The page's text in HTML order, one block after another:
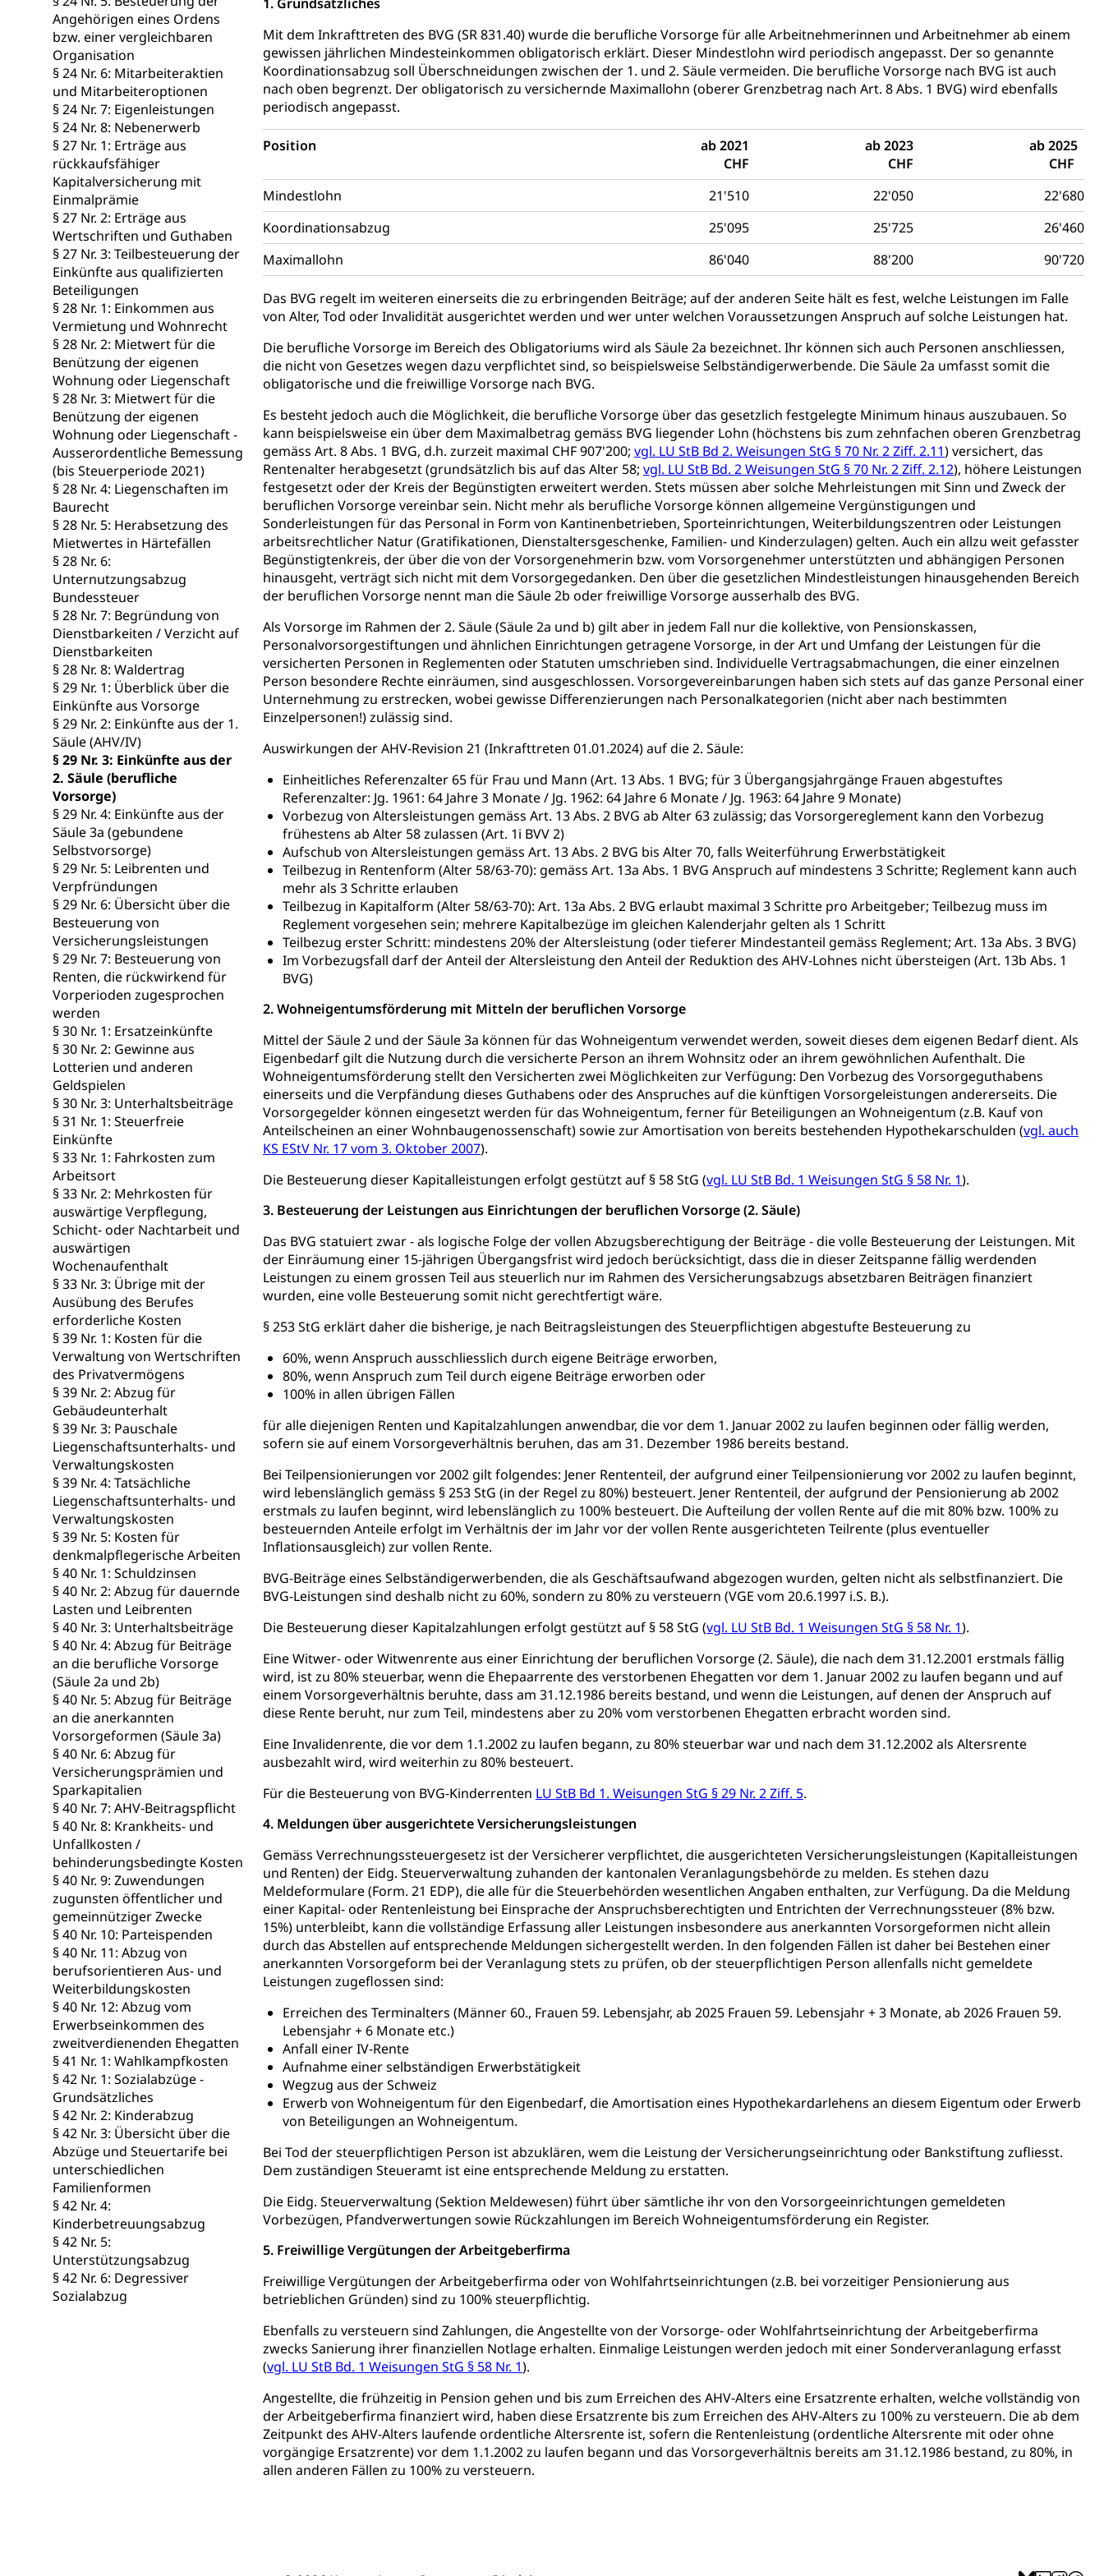
Angehörigen eines Ordens
bzw. einer vergleichbaren
Organisation
§ 24 Nr. 6: Mitarbeiteraktien
und Mitarbeiteroptionen
§ 24 Nr. 7: Eigenleistungen
§ 24 Nr. 8: Nebenerwerb
§ 27 Nr. 1: Erträge aus
rückkaufsfähiger
Kapitalversicherung mit
Einmalprämie
§ 27 Nr. 2: Erträge aus
Wertschriften und Guthaben
§ 27 Nr. 3: Teilbesteuerung der
Einkünfte aus qualifizierten
Beteiligungen
§ 28 Nr. 1: Einkommen aus
Vermietung und Wohnrecht
§ 28 Nr. 2: Mietwert für die
Benützung der eigenen
Wohnung oder Liegenschaft
§ 28 Nr. 3: Mietwert für die
Benützung der eigenen
Wohnung oder Liegenschaft -
Ausserordentliche Bemessung
(bis Steuerperiode 2021)
§ 28 Nr. 4: Liegenschaften im
Baurecht
§ 28 Nr. 5: Herabsetzung des
Mietwertes in Härtefällen
§ 28 Nr. 6:
Unternutzungsabzug
Bundessteuer
§ 28 Nr. 7: Begründung von
Dienstbarkeiten / Verzicht auf
Dienstbarkeiten
§ 28 Nr. 8: Waldertrag
§ 29 Nr. 1: Überblick über die
Einkünfte aus Vorsorge
§ 29 Nr. 2: Einkünfte aus der 1.
Säule (AHV/IV)
§ 29 Nr. 3: Einkünfte aus der
2. Säule (berufliche
Vorsorge)
§ 29 Nr. 4: Einkünfte aus der
Säule 3a (gebundene
Selbstvorsorge)
§ 29 Nr. 5: Leibrenten und
Verpfründungen
§ 29 Nr. 6: Übersicht über die
Besteuerung von
Versicherungsleistungen
§ 29 Nr. 7: Besteuerung von
Renten, die rückwirkend für
Vorperioden zugesprochen
werden
§ 30 Nr. 1: Ersatzeinkünfte
§ 30 Nr. 2: Gewinne aus
Lotterien und anderen
Geldspielen
§ 30 Nr. 3: Unterhaltsbeiträge
§ 31 Nr. 1: Steuerfreie
Einkünfte
§ 33 Nr. 1: Fahrkosten zum
Arbeitsort
§ 33 Nr. 2: Mehrkosten für
auswärtige Verpflegung,
Schicht- oder Nachtarbeit und
auswärtigen
Wochenaufenthalt
§ 33 Nr. 3: Übrige mit der
Ausübung des Berufes
erforderliche Kosten
§ 39 Nr. 1: Kosten für die
Verwaltung von Wertschriften
des Privatvermögens
§ 39 Nr. 2: Abzug für
Gebäudeunterhalt
§ 39 Nr. 3: Pauschale
Liegenschaftsunterhalts- und
Verwaltungskosten
§ 39 Nr. 4: Tatsächliche
Liegenschaftsunterhalts- und
Verwaltungskosten
§ 39 Nr. 5: Kosten für
denkmalpflegerische Arbeiten
§ 40 Nr. 1: Schuldzinsen
§ 40 Nr. 2: Abzug für dauernde
Lasten und Leibrenten
§ 40 Nr. 3: Unterhaltsbeiträge
§ 40 Nr. 4: Abzug für Beiträge
an die berufliche Vorsorge
(Säule 2a und 2b)
§ 40 Nr. 5: Abzug für Beiträge
an die anerkannten
Vorsorgeformen (Säule 3a)
§ 40 Nr. 6: Abzug für
Versicherungsprämien und
Sparkapitalien
§ 40 Nr. 7: AHV-Beitragspflicht
§ 40 Nr. 8: Krankheits- und
Unfallkosten /
behinderungsbedingte Kosten
§ 40 Nr. 9: Zuwendungen
zugunsten öffentlicher und
gemeinnütziger Zwecke
§ 40 Nr. 10: Parteispenden
§ 40 Nr. 11: Abzug von
berufsorientieren Aus- und
Weiterbildungskosten
§ 40 Nr. 12: Abzug vom
Erwerbseinkommen des
zweitverdienenden Ehegatten
§ 41 Nr. 1: Wahlkampfkosten
§ 42 Nr. 1: Sozialabzüge -
Grundsätzliches
§ 42 Nr. 2: Kinderabzug
§ 42 Nr. 3: Übersicht über die
Abzüge und Steuertarife bei
unterschiedlichen
Familienformen
§ 42 Nr. 4:
Kinderbetreuungsabzug
§ 42 Nr. 5:
Unterstützungsabzug
§ 42 Nr. 6: Degressiver
Sozialabzug
Mit dem Inkrafttreten des BVG (SR 831.40) wurde die berufliche Vorsorge für alle Arbeitnehmerinnen und Arbeitnehmer ab einem
gewissen jährlichen Mindesteinkommen obligatorisch erklärt. Dieser Mindestlohn wird periodisch angepasst. Der so genannte
Koordinationsabzug soll Überschneidungen zwischen der 1. und 2. Säule vermeiden. Die berufliche Vorsorge nach BVG ist auch
nach oben begrenzt. Der obligatorisch zu versichernde Maximallohn (oberer Grenzbetrag nach Art. 8 Abs. 1 BVG) wird ebenfalls
periodisch angepasst.
Position
ab 2021
CHF
ab 2023
CHF
ab 2025
CHF
Mindestlohn
21'510 22'050
22'680
Koordinationsabzug
25'095 25'725
26'460
Maximallohn
86'040 88'200 90'720
Das BVG regelt im weiteren einerseits die zu erbringenden Beiträge; auf der anderen Seite hält es fest, welche Leistungen im Falle
von Alter, Tod oder Invalidität ausgerichtet werden und wer unter welchen Voraussetzungen Anspruch auf solche Leistungen hat.
Die berufliche Vorsorge im Bereich des Obligatoriums wird als Säule 2a bezeichnet. Ihr können sich auch Personen anschliessen,
die nicht von Gesetzes wegen dazu verpflichtet sind, so beispielsweise Selbständigerwerbende. Die Säule 2a umfasst somit die
obligatorische und die freiwillige Vorsorge nach BVG.
Es besteht jedoch auch die Möglichkeit, die berufliche Vorsorge über das gesetzlich festgelegte Minimum hinaus auszubauen. So
kann beispielsweise ein über dem Maximalbetrag gemäss BVG liegender Lohn (höchstens bis zum zehnfachen oberen Grenzbetrag
gemäss Art. 8 Abs. 1 BVG, d.h. zurzeit maximal CHF 907'200; vgl. LU StB Bd 2. Weisungen StG § 70 Nr. 2 Ziff. 2.11) versichert, das
Rentenalter herabgesetzt (grundsätzlich bis auf das Alter 58; vgl. LU StB Bd. 2 Weisungen StG § 70 Nr. 2 Ziff. 2.12), höhere Leistungen
festgesetzt oder der Kreis der Begünstigten erweitert werden. Stets müssen aber solche Mehrleistungen mit Sinn und Zweck der
beruflichen Vorsorge vereinbar sein. Nicht mehr als berufliche Vorsorge können allgemeine Vergünstigungen und
Sonderleistungen für das Personal in Form von Kantinenbetrieben, Sporteinrichtungen, Weiterbildungszentren oder Leistungen
arbeitsrechtlicher Natur (Gratifikationen, Dienstaltersgeschenke, Familien- und Kinderzulagen) gelten. Auch ein allzu weit gefasster
Begünstigtenkreis, der über die von der Vorsorgenehmerin bzw. vom Vorsorgenehmer unterstützten und abhängigen Personen
hinausgeht, verträgt sich nicht mit dem Vorsorgegedanken. Den über die gesetzlichen Mindestleistungen hinausgehenden Bereich
der beruflichen Vorsorge nennt man die Säule 2b oder freiwillige Vorsorge ausserhalb des BVG.
Als Vorsorge im Rahmen der 2. Säule (Säule 2a und b) gilt aber in jedem Fall nur die kollektive, von Pensionskassen,
Personalvorsorgestiftungen und ähnlichen Einrichtungen getragene Vorsorge, in der Art und Umfang der Leistungen für die
versicherten Personen in Reglementen oder Statuten umschrieben sind. Individuelle Vertragsabmachungen, die einer einzelnen
Person besondere Rechte einräumen, sind ausgeschlossen. Vorsorgevereinbarungen haben sich stets auf das ganze Personal einer
Unternehmung zu erstrecken, wobei gewisse Differenzierungen nach Personalkategorien (nicht aber nach bestimmten
Einzelpersonen!) zulässig sind.
Auswirkungen der AHV-Revision 21 (Inkrafttreten 01.01.2024) auf die 2. Säule:
Einheitliches Referenzalter 65 für Frau und Mann (Art. 13 Abs. 1 BVG; für 3 Übergangsjahrgänge Frauen abgestuftes
Referenzalter: Jg. 1961: 64 Jahre 3 Monate / Jg. 1962: 64 Jahre 6 Monate / Jg. 1963: 64 Jahre 9 Monate)
Vorbezug von Altersleistungen gemäss Art. 13 Abs. 2 BVG ab Alter 63 zulässig; das Vorsorgereglement kann den Vorbezug
frühestens ab Alter 58 zulassen (Art. 1i BVV 2)
Aufschub von Altersleistungen gemäss Art. 13 Abs. 2 BVG bis Alter 70, falls Weiterführung Erwerbstätigkeit
Teilbezug in Rentenform (Alter 58/63-70): gemäss Art. 13a Abs. 1 BVG Anspruch auf mindestens 3 Schritte; Reglement kann auch
mehr als 3 Schritte erlauben
Teilbezug in Kapitalform (Alter 58/63-70): Art. 13a Abs. 2 BVG erlaubt maximal 3 Schritte pro Arbeitgeber; Teilbezug muss im
Reglement vorgesehen sein; mehrere Kapitalbezüge im gleichen Kalenderjahr gelten als 1 Schritt
Teilbezug erster Schritt: mindestens 20% der Altersleistung (oder tieferer Mindestanteil gemäss Reglement; Art. 13a Abs. 3 BVG)
Im Vorbezugsfall darf der Anteil der Altersleistung den Anteil der Reduktion des AHV-Lohnes nicht übersteigen (Art. 13b Abs. 1
BVG)
2. Wohneigentumsförderung mit Mitteln der beruflichen Vorsorge
Mittel der Säule 2 und der Säule 3a können für das Wohneigentum verwendet werden, soweit dieses dem eigenen Bedarf dient. Als
Eigenbedarf gilt die Nutzung durch die versicherte Person an ihrem Wohnsitz oder an ihrem gewöhnlichen Aufenthalt. Die
Wohneigentumsförderung stellt den Versicherten zwei Möglichkeiten zur Verfügung: Den Vorbezug des Vorsorgeguthabens
einerseits und die Verpfändung dieses Guthabens oder des Anspruches auf die künftigen Vorsorgeleistungen andererseits. Die
Vorsorgegelder können eingesetzt werden für das Wohneigentum, ferner für Beteiligungen an Wohneigentum (z.B. Kauf von
Anteilscheinen an einer Wohnbaugenossenschaft) sowie zur Amortisation von bereits bestehenden Hypothekarschulden (vgl. auch
KS EStV Nr. 17 vom 3. Oktober 2007).
Die Besteuerung dieser Kapitalleistungen erfolgt gestützt auf § 58 StG (vgl. LU StB Bd. 1 Weisungen StG § 58 Nr. 1).
3. Besteuerung der Leistungen aus Einrichtungen der beruflichen Vorsorge (2. Säule)
Das BVG statuiert zwar - als logische Folge der vollen Abzugsberechtigung der Beiträge - die volle Besteuerung der Leistungen. Mit
der Einräumung einer 15-jährigen Übergangsfrist wird jedoch berücksichtigt, dass die in dieser Zeitspanne fällig werdenden
Leistungen zu einem grossen Teil aus steuerlich nur im Rahmen des Versicherungsabzugs absetzbaren Beiträgen finanziert
wurden, eine volle Besteuerung somit nicht gerechtfertigt wäre.
§ 253 StG erklärt daher die bisherige, je nach Beitragsleistungen des Steuerpflichtigen abgestufte Besteuerung zu
60%, wenn Anspruch ausschliesslich durch eigene Beiträge erworben,
80%, wenn Anspruch zum Teil durch eigene Beiträge erworben oder
100% in allen übrigen Fällen
für alle diejenigen Renten und Kapitalzahlungen anwendbar, die vor dem 1. Januar 2002 zu laufen beginnen oder fällig werden,
sofern sie auf einem Vorsorgeverhältnis beruhen, das am 31. Dezember 1986 bereits bestand.
Bei Teilpensionierungen vor 2002 gilt folgendes: Jener Rententeil, der aufgrund einer Teilpensionierung vor 2002 zu laufen beginnt,
wird lebenslänglich gemäss § 253 StG (in der Regel zu 80%) besteuert. Jener Rententeil, der aufgrund der Pensionierung ab 2002
erstmals zu laufen beginnt, wird lebenslänglich zu 100% besteuert. Die Aufteilung der vollen Rente auf die mit 80% bzw. 100% zu
besteuernden Anteile erfolgt im Verhältnis der im Jahr vor der vollen Rente ausgerichteten Teilrente (plus eventueller
Inflationsausgleich) zur vollen Rente.
BVG-Beiträge eines Selbständigerwerbenden, die als Geschäftsaufwand abgezogen wurden, gelten nicht als selbstfinanziert. Die
BVG-Leistungen sind deshalb nicht zu 60%, sondern zu 80% zu versteuern (VGE vom 20.6.1997 i.S. B.).
Die Besteuerung dieser Kapitalzahlungen erfolgt gestützt auf § 58 StG (vgl. LU StB Bd. 1 Weisungen StG § 58 Nr. 1).
Eine Witwer- oder Witwenrente aus einer Einrichtung der beruflichen Vorsorge (2. Säule), die nach dem 31.12.2001 erstmals fällig
wird, ist zu 80% steuerbar, wenn die Ehepaarrente des verstorbenen Ehegatten vor dem 1. Januar 2002 zu laufen begann und auf
einem Vorsorgeverhältnis beruhte, dass am 31.12.1986 bereits bestand, und wenn die Leistungen, auf denen der Anspruch auf
diese Rente beruht, nur zum Teil, mindestens aber zu 20% vom verstorbenen Ehegatten erbracht worden sind.
Eine Invalidenrente, die vor dem 1.1.2002 zu laufen begann, zu 80% steuerbar war und nach dem 31.12.2002 als Altersrente
ausbezahlt wird, wird weiterhin zu 80% besteuert.
Für die Besteuerung von BVG-Kinderrenten LU StB Bd 1. Weisungen StG § 29 Nr. 2 Ziff. 5.
4. Meldungen über ausgerichtete Versicherungsleistungen
Gemäss Verrechnungssteuergesetz ist der Versicherer verpflichtet, die ausgerichteten Versicherungsleistungen (Kapitalleistungen
und Renten) der Eidg. Steuerverwaltung zuhanden der kantonalen Veranlagungsbehörde zu melden. Es stehen dazu
Meldeformulare (Form. 21 EDP), die alle für die Steuerbehörden wesentlichen Angaben enthalten, zur Verfügung. Da die Meldung
einer Kapital- oder Rentenleistung bei Einsprache der Anspruchsberechtigten und Entrichten der Verrechnungssteuer (8% bzw.
15%) unterbleibt, kann die vollständige Erfassung aller Leistungen insbesondere aus anerkannten Vorsorgeformen nicht allein
durch das Abstellen auf entsprechende Meldungen sichergestellt werden. In den folgenden Fällen ist daher bei Bestehen einer
anerkannten Vorsorgeform bei der Veranlagung stets zu prüfen, ob der steuerpflichtigen Person allenfalls nicht gemeldete
Leistungen zugeflossen sind:
Erreichen des Terminalters (Männer 60., Frauen 59. Lebensjahr, ab 2025 Frauen 59. Lebensjahr + 3 Monate, ab 2026 Frauen 59.
Lebensjahr + 6 Monate etc.)
Anfall einer IV-Rente
Aufnahme einer selbständigen Erwerbstätigkeit
Wegzug aus der Schweiz
Erwerb von Wohneigentum für den Eigenbedarf, die Amortisation eines Hypothekardarlehens an diesem Eigentum oder Erwerb
von Beteiligungen an Wohneigentum.
Bei Tod der steuerpflichtigen Person ist abzuklären, wem die Leistung der Versicherungseinrichtung oder Bankstiftung zufliesst.
Dem zuständigen Steueramt ist eine entsprechende Meldung zu erstatten.
Die Eidg. Steuerverwaltung (Sektion Meldewesen) führt über sämtliche ihr von den Vorsorgeeinrichtungen gemeldeten
Vorbezügen, Pfandverwertungen sowie Rückzahlungen im Bereich Wohneigentumsförderung ein Register.
5. Freiwillige Vergütungen der Arbeitgeberfirma
Freiwillige Vergütungen der Arbeitgeberfirma oder von Wohlfahrtseinrichtungen (z.B. bei vorzeitiger Pensionierung aus
betrieblichen Gründen) sind zu 100% steuerpflichtig.
Ebenfalls zu versteuern sind Zahlungen, die Angestellte von der Vorsorge- oder Wohlfahrtseinrichtung der Arbeitgeberfirma
zwecks Sanierung ihrer finanziellen Notlage erhalten. Einmalige Leistungen werden jedoch mit einer Sonderveranlagung erfasst
(vgl. LU StB Bd. 1 Weisungen StG § 58 Nr. 1).
Angestellte, die frühzeitig in Pension gehen und bis zum Erreichen des AHV-Alters eine Ersatzrente erhalten, welche vollständig von
der Arbeitgeberfirma finanziert wird, haben diese Ersatzrente bis zum Erreichen des AHV-Alters zu 100% zu versteuern. Die ab dem
Zeitpunkt des AHV-Alters laufende ordentliche Altersrente ist, sofern die Rentenleistung (ordentliche Altersrente mit oder ohne
vorgängige Ersatzrente) vor dem 1.1.2002 zu laufen begann und das Vorsorgeverhältnis bereits am 31.12.1986 bestand, zu 80%, in
allen anderen Fällen zu 100% zu versteuern.
Familienzulagen (WAS Luzern)
Kinder und Jugendliche
Mündigkeit, Kindesschutz, Jugendschutz
Kinder- und Jugendförderung Psychische Gesundheit IV für Kinder und Jugendliche (WAS Luzern)
Pflege / Pflegeheim
Hauspflege, spitalexterne Pflege, Spitex
Betreuende Angehörige Betreuung von Angehörigen (WAS Luzern)
Religion
Religionsvielfalt Im Kanton Luzern (unilu)
Sport
Freizeitaktivitäten, Schulsport, Spitzensport, Breitensport, Jugend und Sport, Sportanlagen
Olympiateam Kanton Luzern Gesundheitsförderung
Freiwilliger Schulsport
Sportförderung
Tiere
Haustiere, Heimtiere, Wildtiere, Veterinärmedizin, Tiermedizin, Tierarzt, Tierschutz, Jagd, Fischerei, Viehzucht
Tierschutz Hobbytierhaltung und Bienen Veterinärdienst Wildtiere Halten von Wildtieren
Haltung Heimtiere
Hunde
Todesfall
Bestattung, Beerdigung, Testament, Erbrecht, Erbschaft, Todesschein, Todesanzeige, Zivilstandsamt, Erben, Erbenliste
Ärztliche Todesbescheinigung
Sicherheit
Armee
Militär, Militärdienst, Militärdienstpflicht, Wehrpflicht, Berufssoldat, Militärdienstverweigerer, Dienstverweigerer, Militärdienstverweigerung,
Wehrpflichtersatz, Wehrpflichtersatzabgabe
Militär Schweizer Armee Erwerbsausfallentschädigung (WAS Luzern)
Bevölkerungsschutz
Katastrophenschutz, Katastrophenhilfe, Polizei, Feuerwehr, Gesundheitswesen, technische Betriebe, Alarmierung, Sirenentest
Kantonaler Führungsstab
Ordnungskräfte, Sicherheit, öffentliche Ordnung
Polizei
Versorgung
Vorratshaltung, Vorrat
Waffenerwerbsschein, Waffenschein, Waffenbüro, Waffentragen, Selbstverteidigung
Waffen, Sprengstoffe und Pyrotechnik
Zivildienst
Militärdienst
Bundesamt für Zivildienst ZIVI Erwerbsausfallentschädigung (WAS Luzern)
Zivilschutz
Schutzdienstpflicht, Schutzraum, Schutzraumbaupflicht
Zivilschutz
Staat und Recht
Gleichstellung von Frau und Mann
Gleichstellung aller Geschlechter und Lebensformen
Gleichstellung Menschen mit Behinderungen
Schlichtungsbehörde Gleichstellung
Zivilverfahren
Zivilrecht, Zivilrechtspflege, Gerichtsverfahren
Bezirksgerichte: Aufgaben und Verfahren Kosten im Zivilprozess
Betreibung und Konkurs
Bankrott, Schulden, Zahlungsunfähigkeit, Pfändung
Schulden (gruezi.lu.ch) Betreibungsämter Betreibungsverfahren Konkursämter
Demokratie
Regierungsform, Stimm- und Wahlrecht, Stimmrecht, Abstimmungen, Wahlen, politische Parteien, Grundfreiheiten, Pluralismus
Volksrechte
Kantonale Steuern
Finanzausgleich, Einkommenssteuer, Kopfsteuer, Personalsteuer, Haushaltssteuer, Vermögenssteuer, Verrechnungssteuer, Quellensteuer,
Grundstückgewinnsteuer, Liegenschaftssteuer, Handänderungssteuer, Grundsteuer, Kirchensteuer, Gewerbesteuer, Vergnügungssteuer,
Vermittler, Vermittlungsstelle, Schlichtungsstelle, Vermittlung, Schlichtung, Mediation
Schlichtungsstelle SEG
Diskriminierung, Fremdenfeindlichkeit, Gleichberechtigung
Anlaufstelle Schutz vor Diskriminierung (fabia) Schutz vor Diskriminierung
Strafregister und Strafverfahren
Strafrecht, Strafrechtspflege, Gerichtsverfahren, Strafregistereintrag, Strafregisterauszug, Kriminalität
Strafverfahren Staatsanwaltschaft Strafregisterauszug bestellen (EJPD)
Vormundschaft
Kindes- und Erwachsenenschutz KESB
Kindes- und Erwachsenenschutzbehörden im Kanton Luzern
Umwelt und Bauen
Abfall
Abfallentsorgung, Kehrichtabfuhr, Müllabfuhr
Abfall und Entsorgung Gemeindeverbände für Abfallentsorgung
Boden, Natur und Landschaft
Bodenschutz, Landschaftsschutz, Gewässerschutz, Naturschutz, Umweltschutz
Natur (Dienststelle Landwirtschaft und Wald) Natur- und Lanschaftsschutz (GEO-Portal rawi)
Chemie und Gifte
Giftabfälle, Giftmüll, Schadstoffe, Giftstoffe, Störfall
Sonderabfälle und Gifte (Umweltberatung Luzern)
Eigentum
Liegenschaft, Immobilie, Grundstück
ÖREB-Kataster Grundeigentümerabfrage
Energie
Strom, Energieversorgung, Stromversorgung, Energieverbrauch, Stromverbrauch, Energiequelle, Windenergie, Wasserkraft, Sonnenenergie,
fossile Energie, erneuerbare Energie, Biomasse
Energiefachstellenkonferenz Zentralschweiz
Grundbuch
Grundbucheintrag, Grundbuchamt, Grundeigentum, Grundstück
Grundbuch Grundbuchplan mit Eigentümerabfrage (Geoportal)
Luft und Klima
Luftreinhaltung, Luftverschmutzung, Klimaschutz, Klimaveränderung, Treibhauseffekt
Atmosphäre, Luft, Klima (Geoportal)
Raumplanung
Raumplan, Nutzungsplan
Raumdatenpool Richtplanung Kanton Luzern (ARE) Raum und Wirtschaft rawi